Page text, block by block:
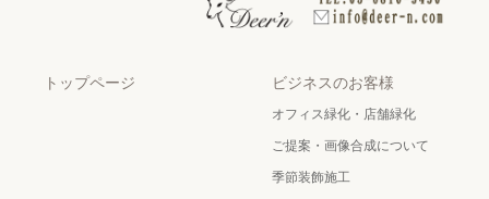
トップページ ビジネスのお客様
オフィス緑化・店舗緑化
ご提案・画像合成について
季節装飾施工